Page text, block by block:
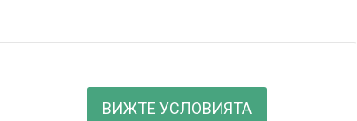
ВИЖТЕ УСЛОВИЯТА